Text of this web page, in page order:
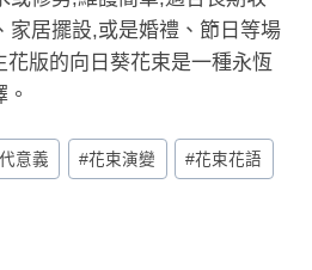
家居擺設,或是婚禮、節日等場
花版的向日葵花束是一種永恆
意義 #花束演變 #花束花語